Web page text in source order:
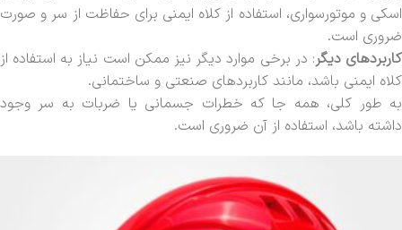
اسکی و موتورسواری، استفاده از کلاه ایمنی برای حفاظت از سر و صورت
ضروری است.
کاربردهای دیگر: در برخی موارد دیگر نیز ممکن است نیاز به استفاده از
کلاه ایمنی باشد، مانند کاربردهای صنعتی و ساختمانی.
به طور کلی، همه جا که خطرات جسمانی یا ضربات به سر وجود
داشته باشد، استفاده از آن ضروری است.